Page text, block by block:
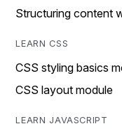
Structuring content
LEARN CSS
CSS styling basics
CSS layout module
LEARN JAVASCRIPT